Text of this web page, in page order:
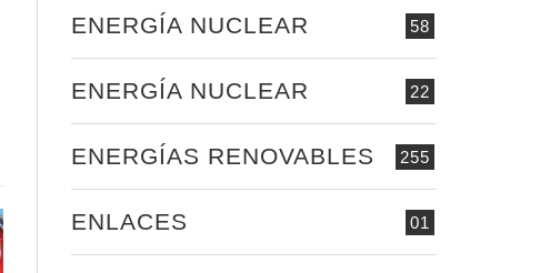
58
ENERGÍA NUCLEAR
22
ENERGÍA NUCLEAR
255
ENERGÍAS RENOVABLES
01
ENLACES